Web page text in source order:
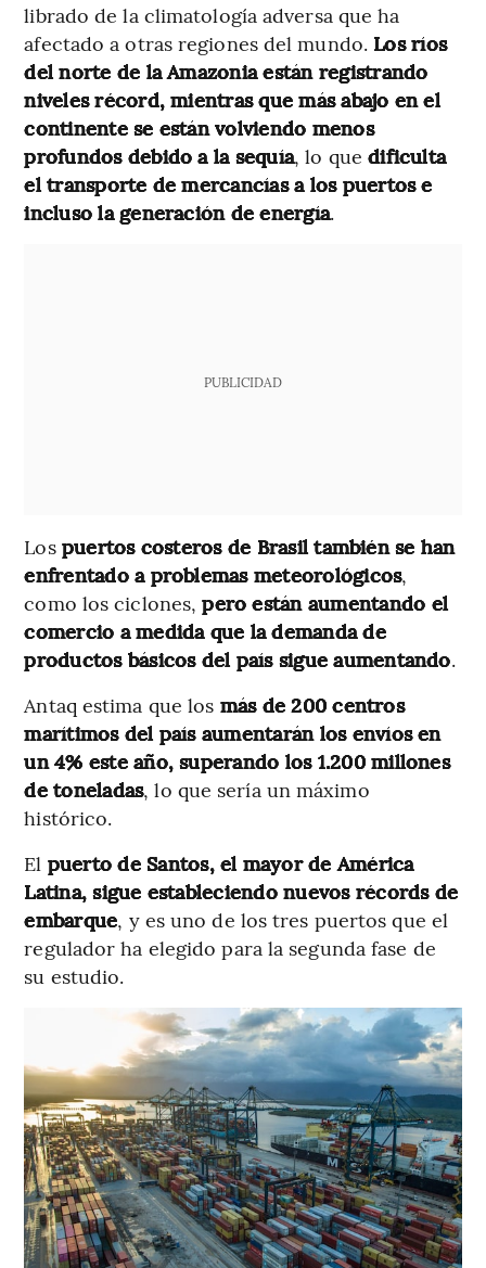
librado de la climatología adversa que ha
afectado a otras regiones del mundo. Los ríos
del norte de la Amazonia están registrando
niveles récord, mientras que más abajo en el
continente se están volviendo menos
profundos debido a la sequía, lo quedificulta
el transporte de mercancías a los puertos e
incluso la generación de energía.
PUBLICIDAD
Los puertos costeros de Brasil también se han
enfrentado a problemas meteorológicos,
como los ciclones,pero están aumentando el
comercio a medida que la demanda de
productos básicos del país sigue aumentando.
Antaq estima que los más de 200 centros
marítimos del país aumentarán los envíos en
un 4% este año, superando los 1.200 millones
de toneladas, lo que sería un máximo
histórico.
El puerto de Santos, el mayor de América
Latina, sigue estableciendo nuevos récords de
embarque, y es uno de los tres puertos que el
regulador ha elegido para la segunda fase de
su estudio.